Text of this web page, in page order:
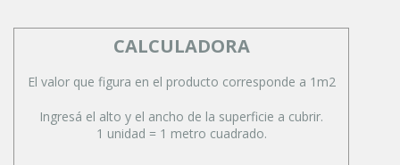
CALCULADORA
El valor que figura en el producto corresponde a 1m2
Ingresá el alto y el ancho de la superficie a cubrir.
1 unidad = 1 metro cuadrado.